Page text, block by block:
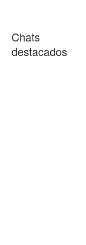
Chats
destacados